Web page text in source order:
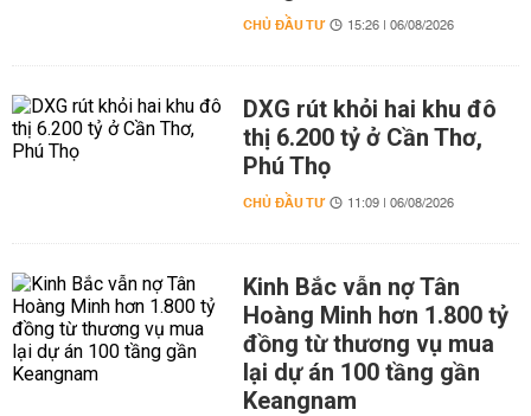
CHỦ ĐẦU TƯ 15:26 | 06/08/2026
DXG rút khỏi hai khu đô
thị 6.200 tỷ ở Cần Thơ,
Phú Thọ
CHỦ ĐẦU TƯ 11:09 | 06/08/2026
Kinh Bắc vẫn nợ Tân
Hoàng Minh hơn 1.800 tỷ
đồng từ thương vụ mua
lại dự án 100 tầng gần
Keangnam